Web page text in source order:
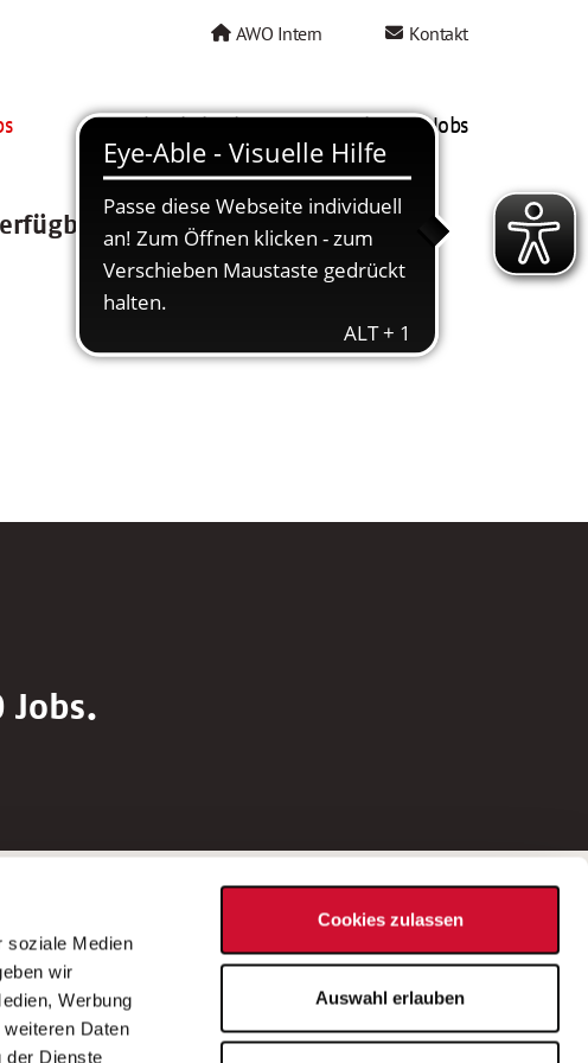
soziale Medien
wir
Werbung
Daten
der Dienste
Cookies zulassen
Auswahl erlauben
AWO Intern Kontakt
AWO als Arbeitgeber Mein AWO Jobs
Jobs.
Bei Fragen zu einer Stellenausschreibung
wenden Sie sich bitte an die*den in der
Stellenausschreibung genannte*n